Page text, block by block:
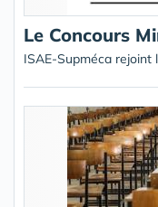
Le Concours
ISAE-Supméca